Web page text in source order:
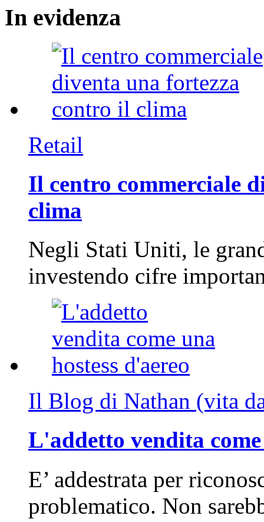
In evidenza
Retail
Il centro commerciale
clima
Negli Stati Uniti, le
investendo cifre
Il Blog di Nathan (vita
L'addetto vendita
E’ addestrata per
problematico. Non